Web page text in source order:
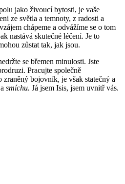
jako živoucí bytosti, je vaše
ze světla a temnoty, z radosti a
chápeme a odvážíme se o tom
nastává skutečné léčení. Je to
zůstat tak, jak jsou.
se břemen minulosti. Jste
Pracujte společně
bojovník, je však statečný a
a smíchu. Já jsem Isis, jsem uvnitř vás.